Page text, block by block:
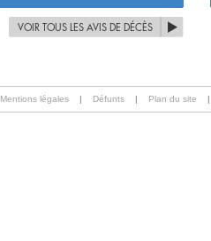
VOIR TOUS LES AVIS DE DÉCÈS
Mentions légales | Défunts | Plan du site |